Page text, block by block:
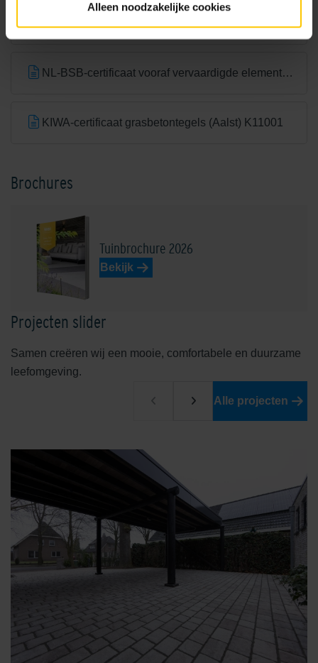
Alleen noodzakelijke cookies
NL-BSB-certificaat vooraf vervaardigde elementen van beton (Aalst) K20305
KIWA-certificaat grasbetontegels (Aalst) K11001
Brochures
Tuinbrochure 2026
Bekijk
Projecten slider
Samen creëren wij een mooie, comfortabele en duurzame
leefomgeving.
Alle projecten